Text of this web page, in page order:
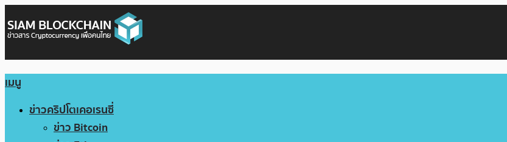
เมนู
ข่าวคริปโตเคอเรนซี่
ข่าว Bitcoin